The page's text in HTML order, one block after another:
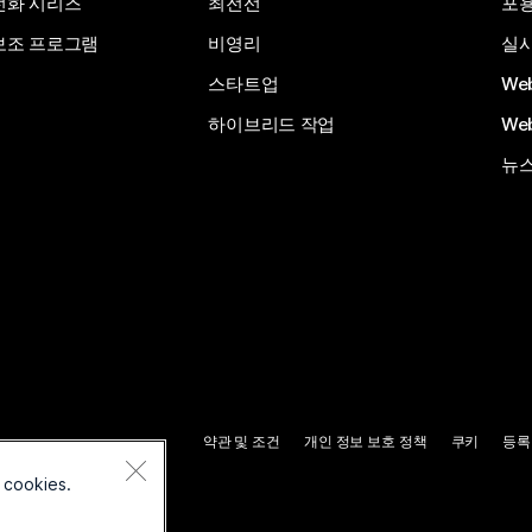
조 프로그램
비영리
스타트업
하이브리드 작업
실
뉴
약관 및 조건 개인 정보 보호 정책 쿠키 등